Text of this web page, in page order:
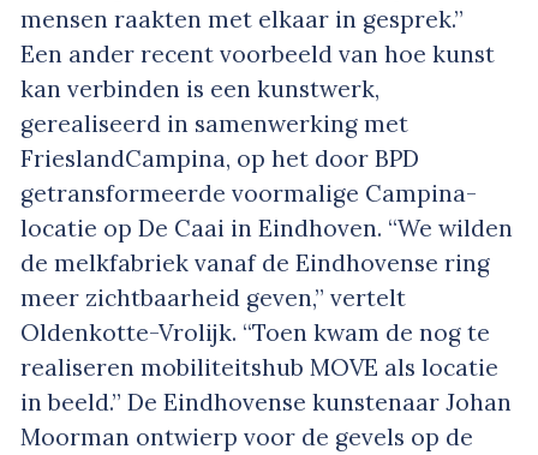
mensen raakten met elkaar in gesprek.”
Een ander recent voorbeeld van hoe kunst
kan verbinden is een kunstwerk,
gerealiseerd in samenwerking met
FrieslandCampina, op het door BPD
getransformeerde voormalige Campina-
locatie op De Caai in Eindhoven. “We wilden
de melkfabriek vanaf de Eindhovense ring
meer zichtbaarheid geven,” vertelt
Oldenkotte-Vrolijk. “Toen kwam de nog te
realiseren mobiliteitshub MOVE als locatie
in beeld.” De Eindhovense kunstenaar Johan
Moorman ontwierp voor de gevels op de